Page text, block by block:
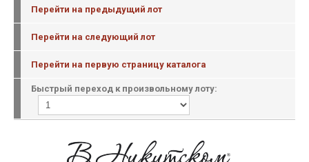
Перейти на предыдущий лот
Перейти на следующий лот
Перейти на первую страницу каталога
Быстрый переход к произвольному лоту: